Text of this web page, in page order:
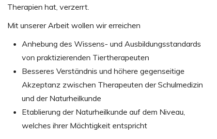
Therapien hat, verzerrt.
Mit unserer Arbeit wollen wir erreichen
Anhebung des Wissens- und Ausbildungsstandards
von praktizierenden Tiertherapeuten
Besseres Verständnis und höhere gegenseitige
Akzeptanz zwischen Therapeuten der Schulmedizin
und der Naturheilkunde
Etablierung der Naturheilkunde auf dem Niveau,
welches ihrer Mächtigkeit entspricht